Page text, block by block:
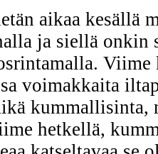
aikaa kesällä
ja siellä
Viime
voimakkaita
kummallisinta,
hetkellä,